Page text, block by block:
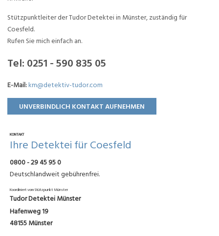
Stützpunktleiter der Tudor Detektei in Münster, zuständig für
Coesfeld.
Rufen Sie mich einfach an.
Tel: 0251 - 590 835 05
E-Mail:km@detektiv-tudor.com
UNVERBINDLICH KONTAKT AUFNEHMEN
KONTAKT
Ihre Detektei für Coesfeld
0800 - 29 45 95 0
Deutschlandweit gebührenfrei.
Koordiniert vom Stützpunkt Münster
Tudor Detektei Münster
Hafenweg 19
48155 Münster